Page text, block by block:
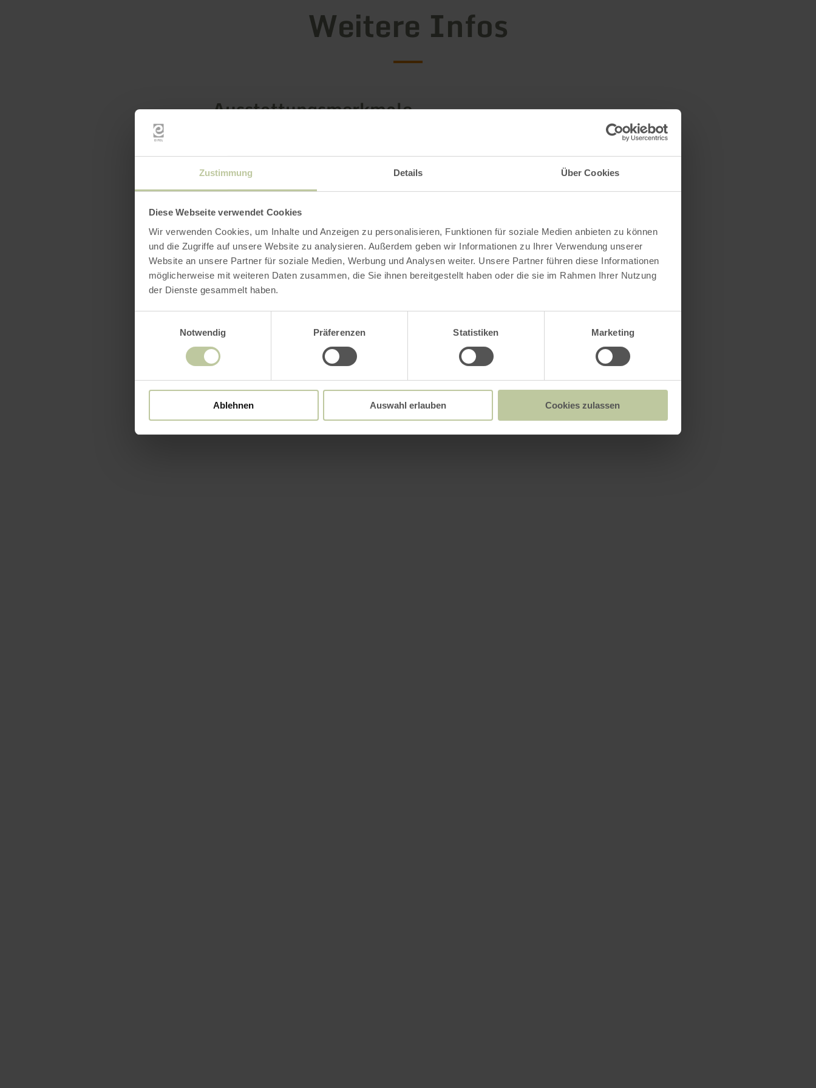
Zustimmung Details Über Cookies
Diese Webseite verwendet Cookies
Wir verwenden Cookies, um Inhalte und Anzeigen zu personalisieren, Funktionen für soziale Medien anbieten zu können
und die Zugriffe auf unsere Website zu analysieren. Außerdem geben wir Informationen zu Ihrer Verwendung unserer
Website an unsere Partner für soziale Medien, Werbung und Analysen weiter. Unsere Partner führen diese Informationen
möglicherweise mit weiteren Daten zusammen, die Sie ihnen bereitgestellt haben oder die sie im Rahmen Ihrer Nutzung
der Dienste gesammelt haben.
Notwendig
Präferenzen Statistiken Marketing
Ablehnen Auswahl erlauben Cookies zulassen
Weitere Infos
Ausstattungsmerkmale